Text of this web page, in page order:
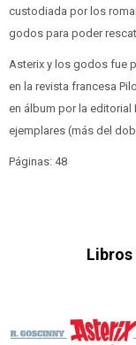
custodiada por los
godos para poder
Asterix y los godos fue
en la revista francesa
en álbum por la editorial
ejemplares (más del
Páginas: 48
Libros